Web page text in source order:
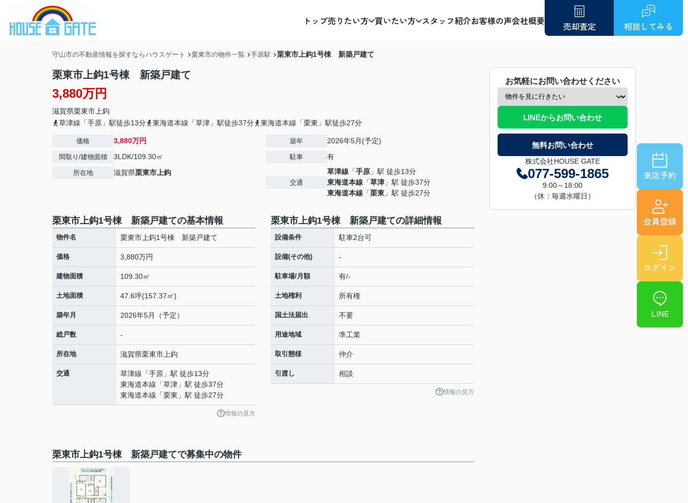
トップ売りたい方 買いたい方 スタッフ紹介お客様の声会社概要 売却査定 相談してみる
来店予約
会員登録
ログイン
LINE
守山市の不動産情報を探すならハウスゲート 栗東市の物件一覧 手原駅 栗東市上鈎1号棟 新築戸建て
栗東市上鈎1号棟 新築戸建て
3,880万円
滋賀県栗東市 上鈎
草津線「手原」駅徒歩13分
東海道本線「草津」駅徒歩37分 東海道本線「栗東」駅徒歩27分
価格 3,880万円
間取り/建物面積 3LDK/109.30㎡
所在地 滋賀県栗東市 上鈎
築年 2026年5月(予定)
駐車 有
交通
草津線 「手原 」駅 徒歩13分
東海道本線 「草津 」駅 徒歩37分
東海道本線 「栗東 」駅 徒歩27分
栗東市上鈎1号棟 新築戸建ての基本情報
物件名 栗東市上鈎1号棟 新築戸建て
価格 3,880万円
建物面積 109.30㎡
土地面積 47.6坪(157.37㎡)
築年月 2026年5月（予定）
総戸数 -
所在地 滋賀県栗東市 上鈎
交通 草津線 「手原 」駅 徒歩13分
東海道本線 「草津 」駅 徒歩37分
東海道本線 「栗東 」駅 徒歩27分
情報の見方
栗東市上鈎1号棟 新築戸建ての詳細情報
設備条件 駐車2台可
設備(その他) -
駐車場/月額 有/-
土地権利 所有権
国土法届出 不要
用途地域 準工業
取引態様 仲介
引渡し 相談
情報の見方
栗東市上鈎1号棟 新築戸建てで募集中の物件
お気軽にお問い合わせください
LINEからお問い合わせ
無料お問い合わせ
株式会社HOUSE GATE
077-599-1865
9:00～18:00
（休：毎週水曜日）